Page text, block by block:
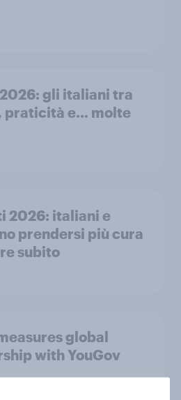
gli italiani tra
praticità e… molte
2026: italiani e
prendersi più cura
subito
global
with YouGov